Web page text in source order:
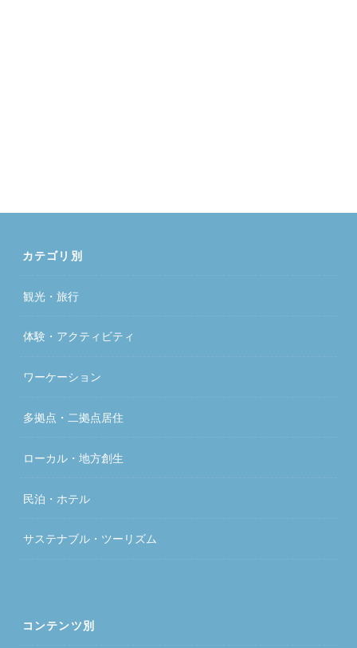
カテゴリ別
観光・旅行
体験・アクティビティ
ワーケーション
多拠点・二拠点居住
ローカル・地方創生
民泊・ホテル
サステナブル・ツーリズム
コンテンツ別